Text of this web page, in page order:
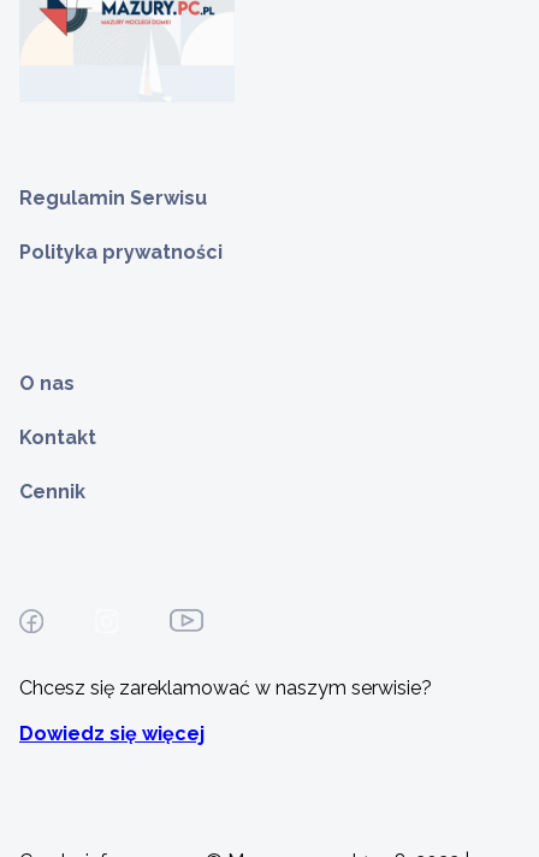
Regulamin Serwisu
Polityka prywatności
O nas
Kontakt
Cennik
Chcesz się zareklamować w naszym serwisie?
Dowiedz się więcej